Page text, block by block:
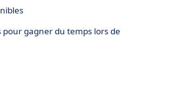
gagner du temps lors de